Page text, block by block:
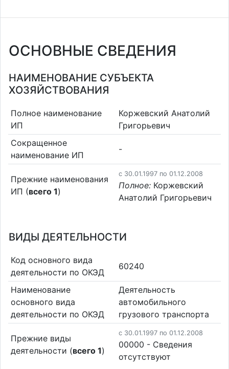
ОСНОВНЫЕ СВЕДЕНИЯ
НАИМЕНОВАНИЕ СУБЪЕКТА
ХОЗЯЙСТВОВАНИЯ
Полное наименование
ИП
Коржевский Анатолий
Григорьевич
Сокращенное
наименование ИП
-
Прежние наименования
ИП (всего 1)
c 30.01.1997 по 01.12.2008
Полное: Коржевский
Анатолий Григорьевич
ВИДЫ ДЕЯТЕЛЬНОСТИ
Код основного вида
деятельности по ОКЭД
60240
Наименование
основного вида
деятельности по ОКЭД
Деятельность
автомобильного
грузового транспорта
Прежние виды
деятельности (всего 1)
c 30.01.1997 по 01.12.2008
00000 - Cведения
отсутствуют